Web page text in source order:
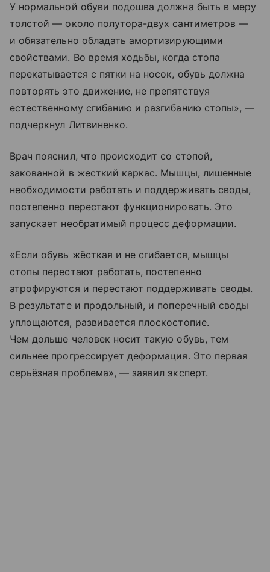
У нормальной обуви подошва должна быть в меру
толстой — около полутора-двух сантиметров —
и обязательно обладать амортизирующими
свойствами. Во время ходьбы, когда стопа
перекатывается с пятки на носок, обувь должна
повторять это движение, не препятствуя
естественному сгибанию и разгибанию стопы», —
подчеркнул Литвиненко.
Врач пояснил, что происходит со стопой,
закованной в жесткий каркас. Мышцы, лишенные
необходимости работать и поддерживать своды,
постепенно перестают функционировать. Это
запускает необратимый процесс деформации.
«Если обувь жёсткая и не сгибается, мышцы
стопы перестают работать, постепенно
атрофируются и перестают поддерживать своды.
В результате и продольный, и поперечный своды
уплощаются, развивается плоскостопие.
Чем дольше человек носит такую обувь, тем
сильнее прогрессирует деформация. Это первая
серьёзная проблема», — заявил эксперт.